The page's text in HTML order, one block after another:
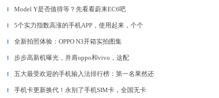
▎ Model Y是否值得等？先看看蔚来EC6吧
▎ 5个实力指数高涨的手机APP，使用起来，个个
▎ 全新拍照体验：OPPO N3开箱实拍图集
▎ 步步高新机曝光，并肩oppo和vivo，这配
▎ 五大最受欢迎的手机输入法排行榜：第一名果然还
▎ 手机卡更新换代！永别了手机SIM卡，全国无卡